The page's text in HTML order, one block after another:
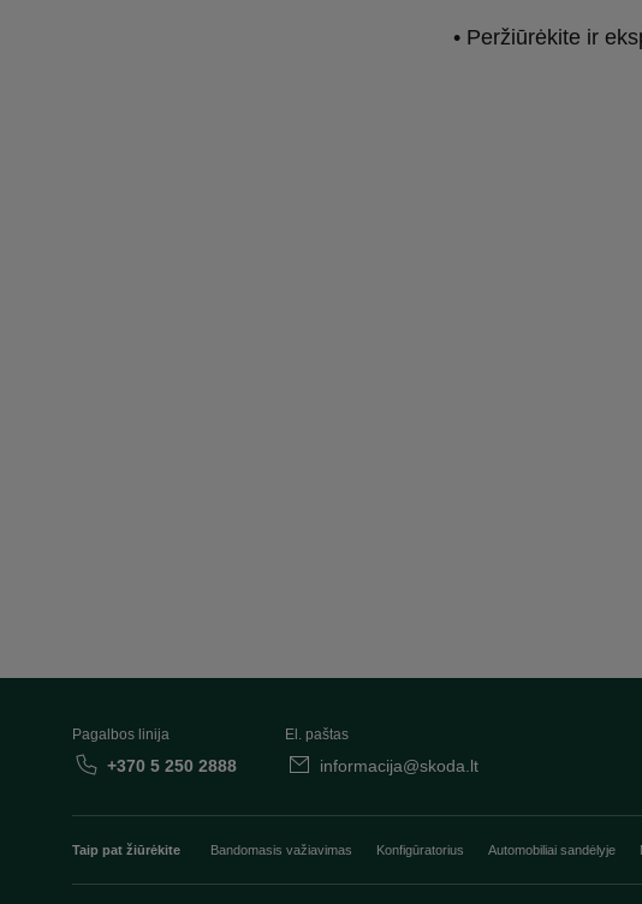
• Peržiūrėkite ir
Pagalbos linija
+370 5 250 2888
El. paštas
informacija@skoda.lt
Taip pat žiūrėkite Bandomasis važiavimas Konfigūratorius Automobiliai sandėlyje